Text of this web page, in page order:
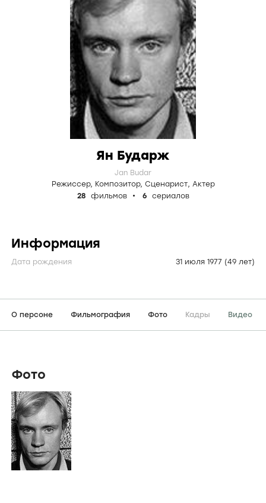
Ян Бударж
Jan Budar
Режиссер, Композитор, Сценарист, Актер
28
фильмов 6 сериалов
Информация
Дата рождения 31 июля 1977 (49 лет)
О персоне Фильмография Фото Кадры Видео
Фото